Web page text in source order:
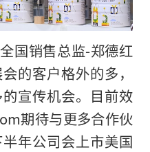
国销售总监-郑德红
的客户格外的多，
宣传机会。目前效
期待与更多合作伙
年公司会上市美国